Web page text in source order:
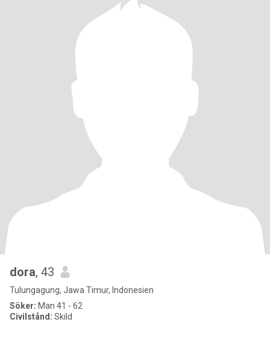
dora, 43
Tulungagung, Jawa Timur, Indonesien
Söker: Man 41 - 62
Civilstånd: Skild